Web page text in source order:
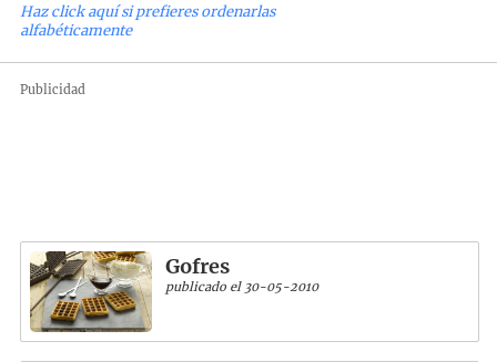
Haz click aquí si prefieres ordenarlas
alfabéticamente
Publicidad
Gofres
publicado el 30-05-2010